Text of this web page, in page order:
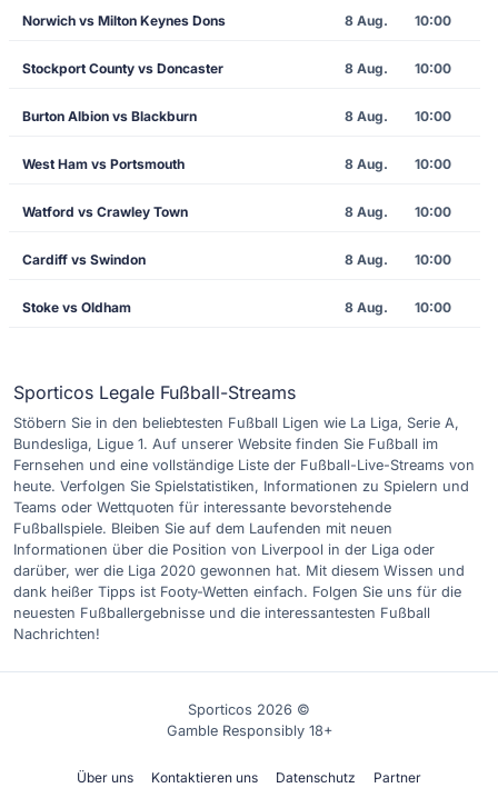
Norwich vs Milton Keynes Dons 8 Aug. 10:00
Stockport County vs Doncaster 8 Aug. 10:00
Burton Albion vs Blackburn 8 Aug. 10:00
West Ham vs Portsmouth 8 Aug. 10:00
Watford vs Crawley Town 8 Aug. 10:00
Cardiff vs Swindon 8 Aug. 10:00
Stoke vs Oldham 8 Aug. 10:00
Sporticos Legale Fußball-Streams
Stöbern Sie in den beliebtesten Fußball Ligen wie La Liga, Serie A,
Bundesliga, Ligue 1. Auf unserer Website finden Sie Fußball im
Fernsehen und eine vollständige Liste der Fußball-Live-Streams von
heute. Verfolgen Sie Spielstatistiken, Informationen zu Spielern und
Teams oder Wettquoten für interessante bevorstehende
Fußballspiele. Bleiben Sie auf dem Laufenden mit neuen
Informationen über die Position von Liverpool in der Liga oder
darüber, wer die Liga 2020 gewonnen hat. Mit diesem Wissen und
dank heißer Tipps ist Footy-Wetten einfach. Folgen Sie uns für die
neuesten Fußballergebnisse und die interessantesten Fußball
Nachrichten!
Sporticos 2026 ©
Gamble Responsibly 18+
Über uns Kontaktieren uns Datenschutz Partner